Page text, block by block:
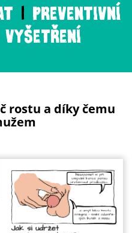
PREVENTIVNÍ
rostu a díky čemu